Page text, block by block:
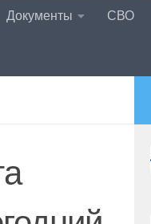
Документы СВО